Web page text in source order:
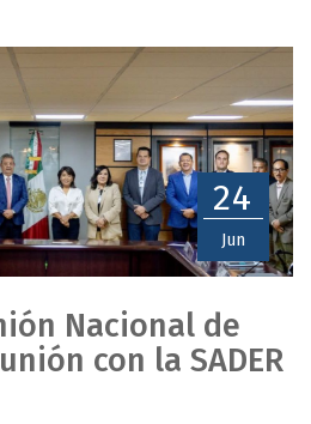
24
Jun
Nacional de
con la SADER